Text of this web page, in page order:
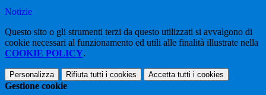
Notizie
Questo sito o gli strumenti terzi da questo utilizzati si avvalgono di
cookie necessari al funzionamento ed utili alle finalità illustrate nella
COOKIE POLICY.
Personalizza Rifiuta tutti i cookies Accetta tutti i cookies
Gestione cookie